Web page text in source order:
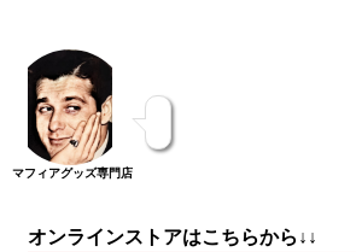
マフィアグッズ専門店
オンラインストアはこちらから↓↓